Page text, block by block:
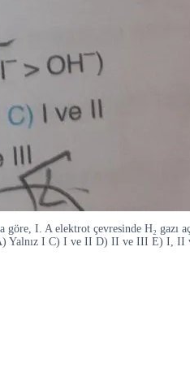
I. A elektrot çevresinde H₂ gazı
A) Yalnız I C) I ve II D) II ve III E) I, II